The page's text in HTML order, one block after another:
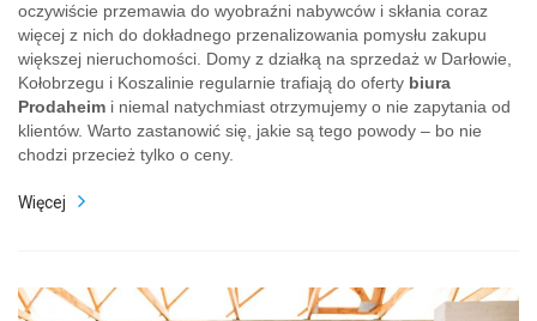
oczywiście przemawia do wyobraźni nabywców i skłania coraz
więcej z nich do dokładnego przenalizowania pomysłu zakupu
większej nieruchomości. Domy z działką na sprzedaż w Darłowie,
Kołobrzegu i Koszalinie regularnie trafiają do oferty biura
Prodaheim i niemal natychmiast otrzymujemy o nie zapytania od
klientów. Warto zastanowić się, jakie są tego powody – bo nie
chodzi przecież tylko o ceny.
Więcej